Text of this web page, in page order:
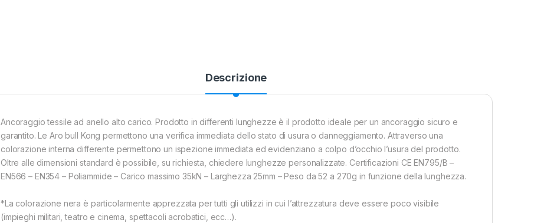
Descrizione
Ancoraggio tessile ad anello alto carico. Prodotto in differenti lunghezze è il prodotto ideale per un ancoraggio sicuro e
garantito. Le Aro bull Kong permettono una verifica immediata dello stato di usura o danneggiamento. Attraverso una
colorazione interna differente permettono un ispezione immediata ed evidenziano a colpo d’occhio l’usura del prodotto.
Oltre alle dimensioni standard è possibile, su richiesta, chiedere lunghezze personalizzate. Certificazioni CE EN795/B –
EN566 – EN354 – Poliammide – Carico massimo 35kN – Larghezza 25mm – Peso da 52 a 270g in funzione della lunghezza.
*La colorazione nera è particolarmente apprezzata per tutti gli utilizzi in cui l’attrezzatura deve essere poco visibile
(impieghi militari, teatro e cinema, spettacoli acrobatici, ecc…).